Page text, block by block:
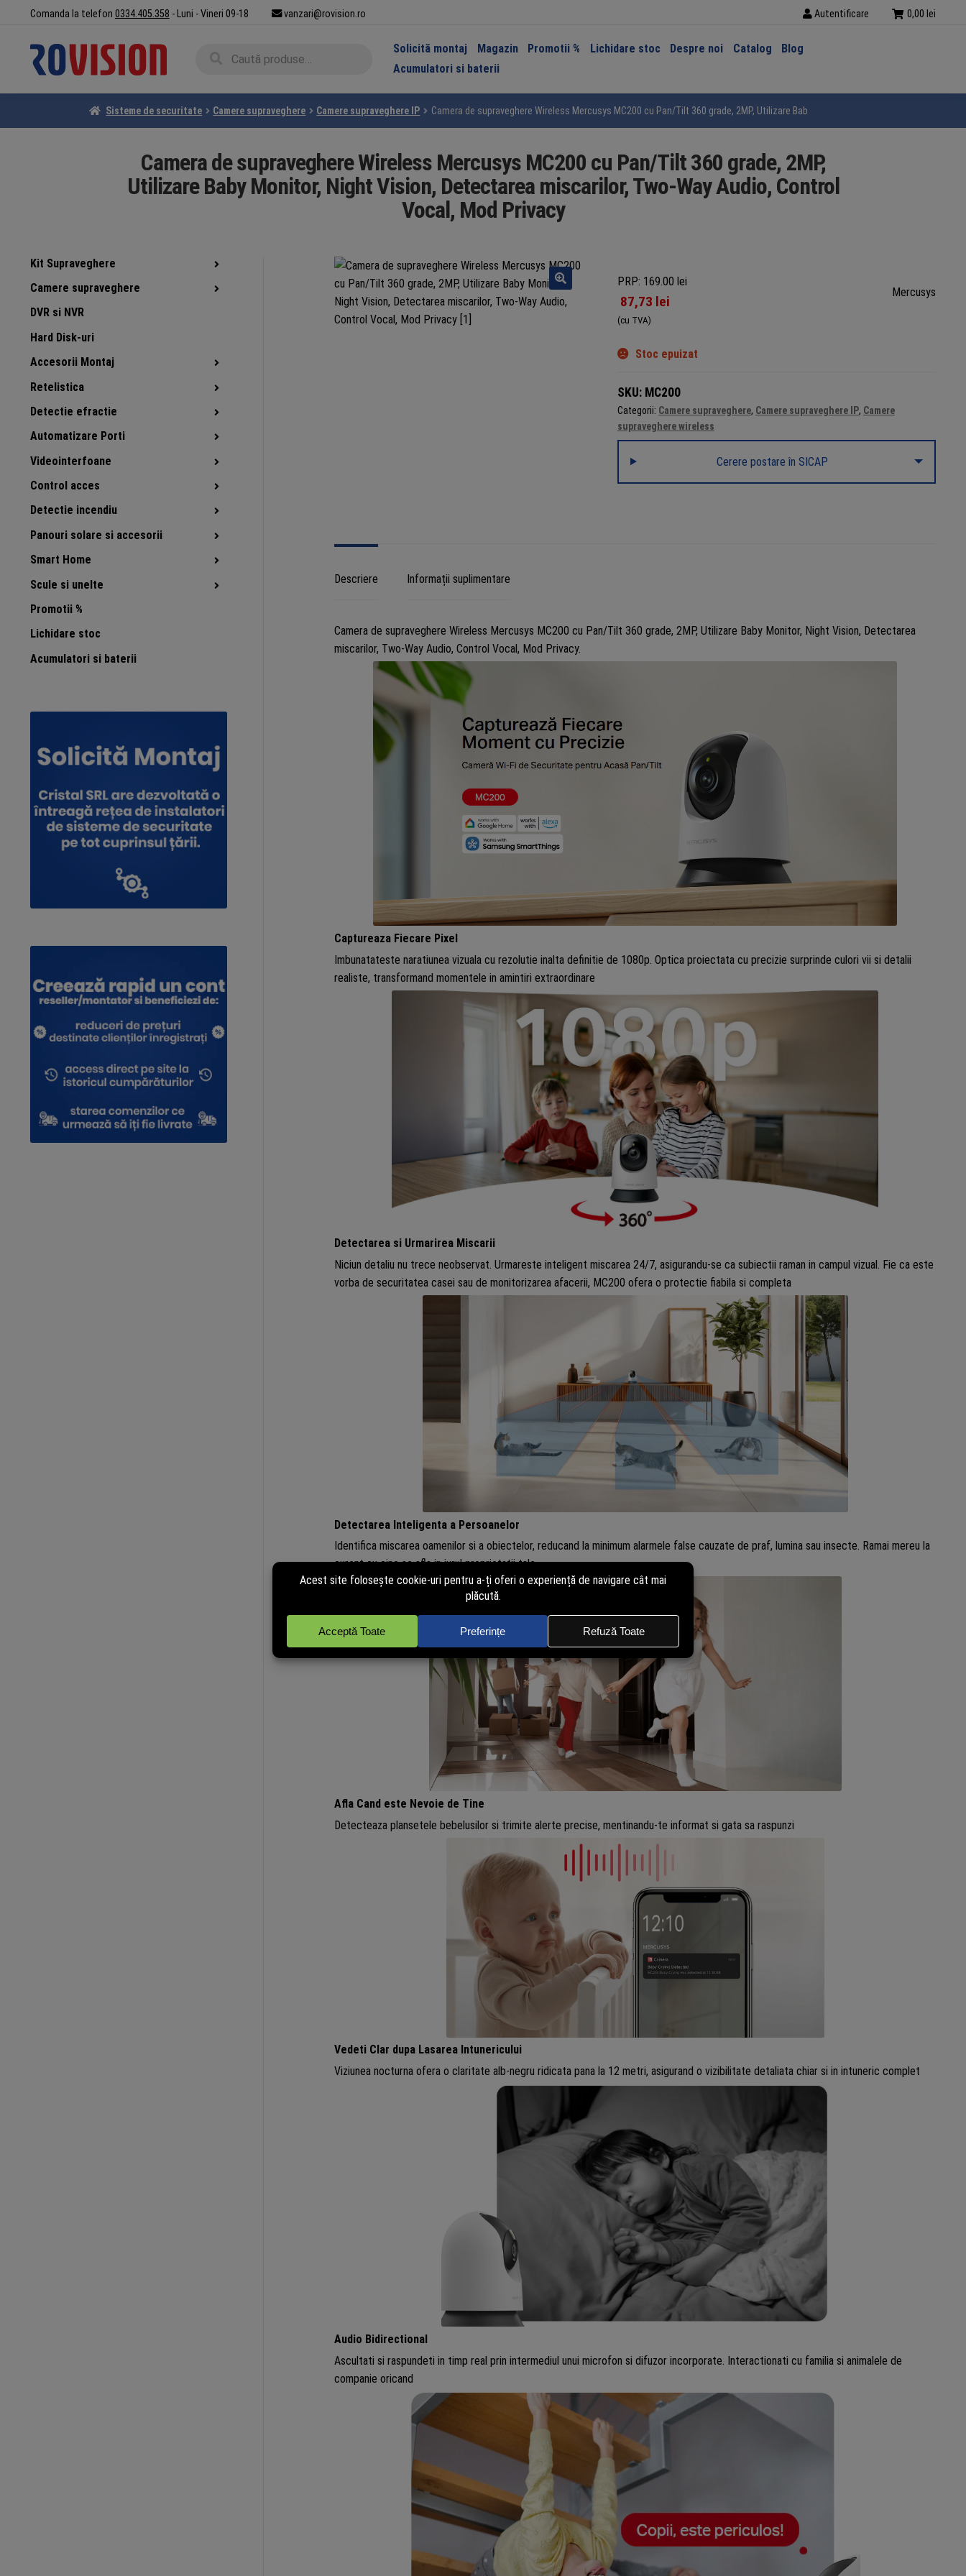
navigare
conținut
Comanda la telefon 0334.405.358 - Luni - Vineri 09-18 vanzari@rovision.ro Autentificare 0,00 lei
Solicită montaj Magazin Promotii % Lichidare stoc Despre noi Catalog
Blog
Acumulatori si baterii
Sisteme de securitate Camere supraveghere Camere supraveghere IP Camera de supraveghere Wireless Mercusys MC200 cu Pan/Tilt 360 grade, 2MP, Utilizare Baby Monitor, Night Vision, Detectarea
Camera de supraveghere Wireless Mercusys MC200 cu Pan/Tilt 360 grade, 2MP,
Utilizare Baby Monitor, Night Vision, Detectarea miscarilor, Two-Way Audio, Control
Vocal, Mod Privacy
PRP: 169.00 lei
87,73 lei
(cu TVA)
Mercusys
Stoc epuizat
SKU: MC200
Categorii: Camere supraveghere, Camere supraveghere IP, Camere
supraveghere wireless
Cerere postare în SICAP
Descriere Informații suplimentare
Camera de supraveghere Wireless Mercusys MC200 cu Pan/Tilt 360 grade, 2MP, Utilizare Baby Monitor, Night Vision, Detectarea
miscarilor, Two-Way Audio, Control Vocal, Mod Privacy.
Captureaza Fiecare Pixel
Imbunatateste naratiunea vizuala cu rezolutie inalta definitie de 1080p. Optica proiectata cu precizie surprinde culori vii si detalii
realiste, transformand momentele in amintiri extraordinare
Detectarea si Urmarirea Miscarii
Niciun detaliu nu trece neobservat. Urmareste inteligent miscarea 24/7, asigurandu-se ca subiectii raman in campul vizual. Fie ca este
vorba de securitatea casei sau de monitorizarea afacerii, MC200 ofera o protectie fiabila si completa
Detectarea Inteligenta a Persoanelor
Identifica miscarea oamenilor si a obiectelor, reducand la minimum alarmele false cauzate de praf, lumina sau insecte. Ramai mereu la
curent cu cine se afla in jurul proprietatii tale
Afla Cand este Nevoie de Tine
Detecteaza plansetele bebelusilor si trimite alerte precise, mentinandu-te informat si gata sa raspunzi
Vedeti Clar dupa Lasarea Intunericului
Viziunea nocturna ofera o claritate alb-negru ridicata pana la 12 metri, asigurand o vizibilitate detaliata chiar si in intuneric complet
Audio Bidirectional
Ascultati si raspundeti in timp real prin intermediul unui microfon si difuzor incorporate. Interactionati cu familia si animalele de
companie oricand
Kit Supraveghere
Camere supraveghere
DVR si NVR
Hard Disk-uri
Accesorii Montaj
Retelistica
Detectie efractie
Automatizare Porti
Videointerfoane
Control acces
Detectie incendiu
Panouri solare si accesorii
Smart Home
Scule si unelte
Promotii %
Lichidare stoc
Acumulatori si baterii